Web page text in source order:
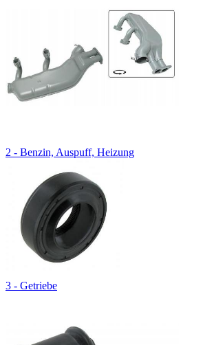
2 - Benzin, Auspuff, Heizung
3 - Getriebe